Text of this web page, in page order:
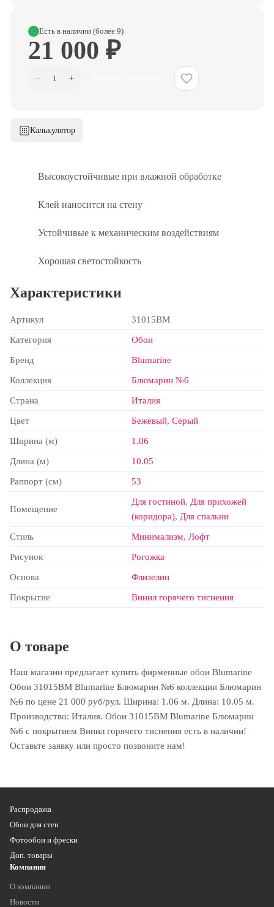
Есть в наличии (более 9)
21 000 ₽
− 1 +
Калькулятор
Характеристики
Артикул 31015BM
Категория Обои
Бренд Blumarine
Коллекция Блюмарин №6
Страна Италия
Цвет Бежевый, Серый
Ширина (м) 1.06
Длина (м) 10.05
Раппорт (см) 53
Помещение
Для гостиной, Для прихожей
(коридора), Для спальни
Стиль Минимализм, Лофт
Рисунок Рогожка
Основа Флизелин
Покрытие Винил горячего тиснения
Высокоустойчивые при влажной обработке
Клей наносится на стену
Устойчивые к механическим воздействиям
Хорошая светостойкость
О товаре
Наш магазин предлагает купить фирменные обои Blumarine
Обои 31015BM Blumarine Блюмарин №6 коллекции Блюмарин
№6 по цене 21 000 руб/рул. Ширина: 1.06 м. Длина: 10.05 м.
Производство: Италия. Обои 31015BM Blumarine Блюмарин
№6 с покрытием Винил горячего тиснения есть в наличии!
Оставьте заявку или просто позвоните нам!
Распродажа
Обои для стен
Фотообои и фрески
Доп. товары
Компания
О компании
Новости